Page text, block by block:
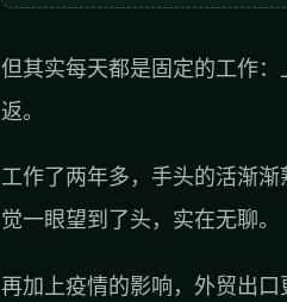
但其实每天都是固定的工作
返。
工作了两年多，手头的活渐
觉一眼望到了头，实在无聊。
再加上疫情的影响，外贸出